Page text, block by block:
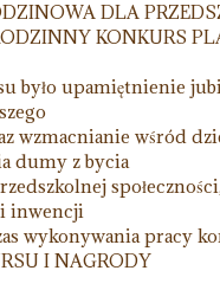
DLA
KONKURS
było upamiętnienie
wzmacnianie wśród
dumy z bycia
i inwencji
wykonywania pracy
I NAGRODY